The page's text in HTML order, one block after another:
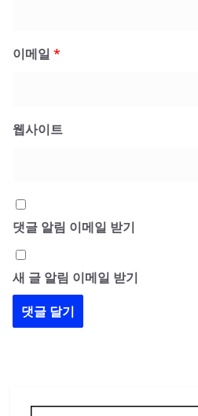
이메일 *
웹사이트
댓글 알림 이메일 받기
새 글 알림 이메일 받기